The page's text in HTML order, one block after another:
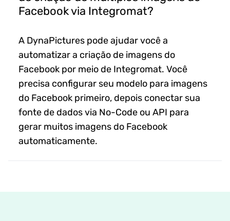
Facebook via Integromat?
A DynaPictures pode ajudar você a
automatizar a criação de imagens do
Facebook por meio de Integromat. Você
precisa configurar seu modelo para imagens
do Facebook primeiro, depois conectar sua
fonte de dados via No-Code ou API para
gerar muitos imagens do Facebook
automaticamente.